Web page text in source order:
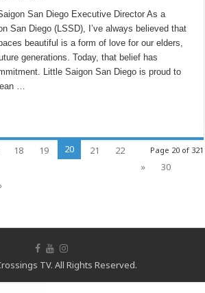
께
진
하
다
the
Year
of
the
Horse,
Little
Saigon
San
Diego
San Diego Executive Director As a
San Diego (LSSD), I’ve always believed that
beautiful is a form of love for our elders,
generations. Today, that belief has
Little Saigon San Diego is proud to
…
Page 20 of 321
18 19 20 21
22
»
30
TV. All Rights Reserved.